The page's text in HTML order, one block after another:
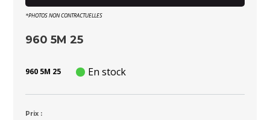
*PHOTOS NON CONTRACTUELLES
960 5M 25
960 5M 25 En stock
Prix :